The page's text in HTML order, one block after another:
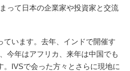
って日本の企業家や投資家と交流
います。去年、インドで開催す
今年はアフリカ、来年は中国でも
。IVSで会った方々とさらに現地に